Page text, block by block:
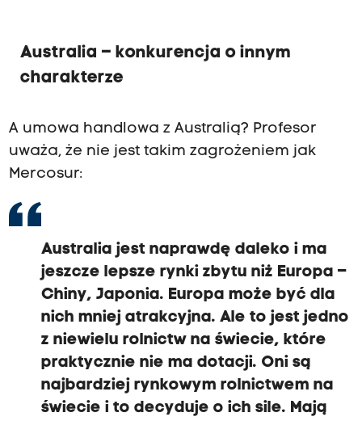
Australia – konkurencja o innym
charakterze
A umowa handlowa z Australią? Profesor
uważa, że nie jest takim zagrożeniem jak
Mercosur:
Australia jest naprawdę daleko i ma
jeszcze lepsze rynki zbytu niż Europa –
Chiny, Japonia. Europa może być dla
nich mniej atrakcyjna. Ale to jest jedno
z niewielu rolnictw na świecie, które
praktycznie nie ma dotacji. Oni są
najbardziej rynkowym rolnictwem na
świecie i to decyduje o ich sile. Mają